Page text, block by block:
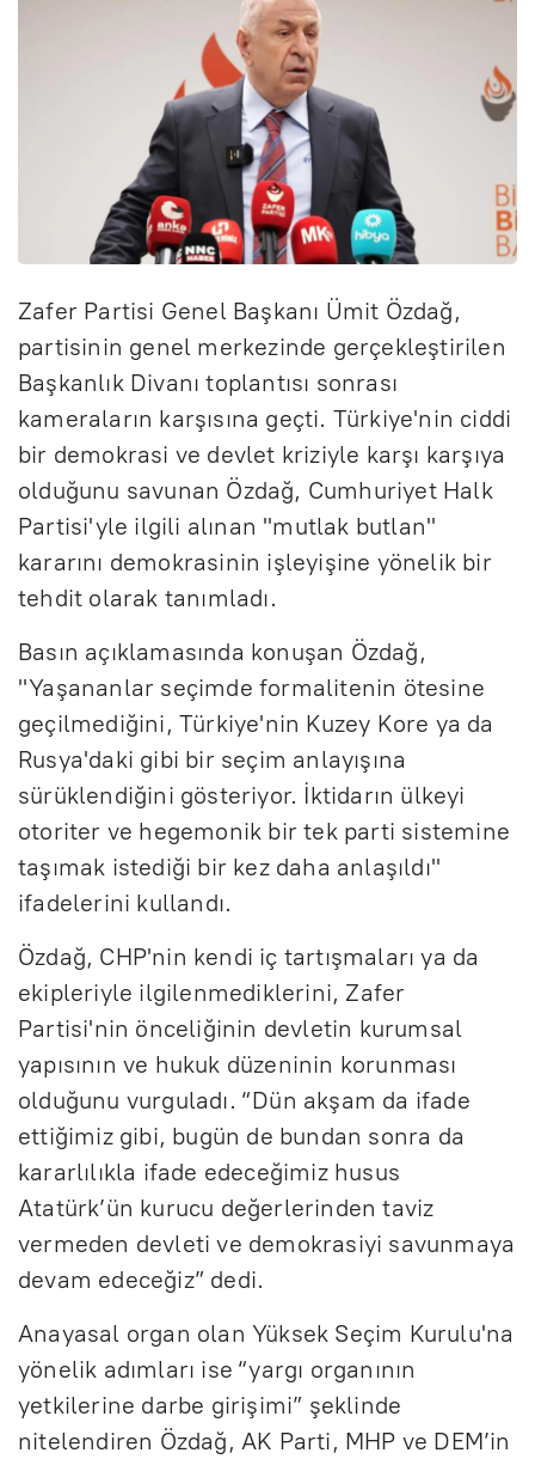
Zafer Partisi Genel Başkanı Ümit Özdağ,
partisinin genel merkezinde gerçekleştirilen
Başkanlık Divanı toplantısı sonrası
kameraların karşısına geçti. Türkiye'nin ciddi
bir demokrasi ve devlet kriziyle karşı karşıya
olduğunu savunan Özdağ, Cumhuriyet Halk
Partisi'yle ilgili alınan "mutlak butlan"
kararını demokrasinin işleyişine yönelik bir
tehdit olarak tanımladı.
Basın açıklamasında konuşan Özdağ,
"Yaşananlar seçimde formalitenin ötesine
geçilmediğini, Türkiye'nin Kuzey Kore ya da
Rusya'daki gibi bir seçim anlayışına
sürüklendiğini gösteriyor. İktidarın ülkeyi
otoriter ve hegemonik bir tek parti sistemine
taşımak istediği bir kez daha anlaşıldı"
ifadelerini kullandı.
Özdağ, CHP'nin kendi iç tartışmaları ya da
ekipleriyle ilgilenmediklerini, Zafer
Partisi'nin önceliğinin devletin kurumsal
yapısının ve hukuk düzeninin korunması
olduğunu vurguladı. “Dün akşam da ifade
ettiğimiz gibi, bugün de bundan sonra da
kararlılıkla ifade edeceğimiz husus
Atatürk’ün kurucu değerlerinden taviz
vermeden devleti ve demokrasiyi savunmaya
devam edeceğiz” dedi.
Anayasal organ olan Yüksek Seçim Kurulu'na
yönelik adımları ise “yargı organının
yetkilerine darbe girişimi” şeklinde
nitelendiren Özdağ, AK Parti, MHP ve DEM’in